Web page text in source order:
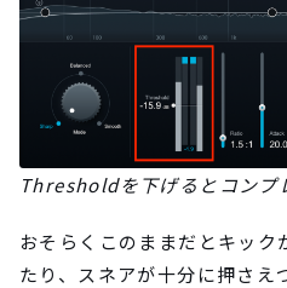
Thresholdを下げるとコンプ
おそらくこのままだとキッ
たり、スネアが十分に押さえ